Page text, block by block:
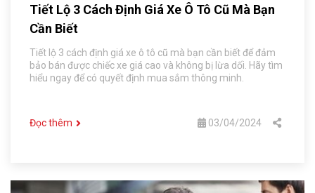
Tiết Lộ 3 Cách Định Giá Xe Ô Tô Cũ Mà Bạn
Cần Biết
Tiết lộ 3 cách định giá xe ô tô cũ mà bạn cần biết để đảm
bảo bán được chiếc xe giá cao và không bị lừa dối. Hãy tìm
hiểu ngay để có quyết định mua sắm thông minh.
Đọc thêm 03/04/2024